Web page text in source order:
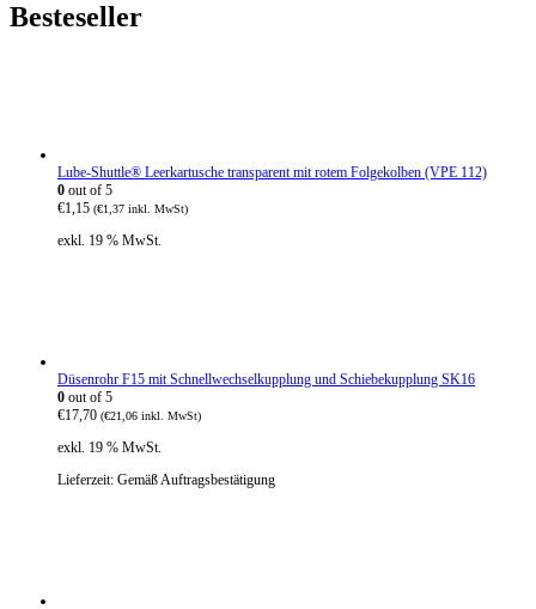
Besteseller
Lube-Shuttle® Leerkartusche transparent mit rotem Folgekolben (VPE 112)
0 out of 5
€1,15 (€1,37 inkl. MwSt)
exkl. 19 % MwSt.
Düsenrohr F15 mit Schnellwechselkupplung und Schiebekupplung SK16
0 out of 5
€17,70 (€21,06 inkl. MwSt)
exkl. 19 % MwSt.
Lieferzeit: Gemäß Auftragsbestätigung